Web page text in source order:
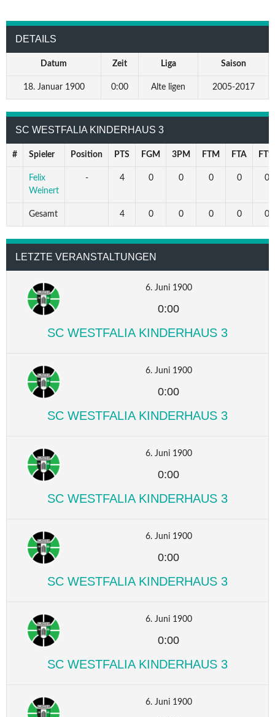
DETAILS
Datum Zeit Liga Saison
18. Januar 1900 0:00 Alte ligen 2005-2017
SC WESTFALIA KINDERHAUS 3
# Spieler Position PTS FGM 3PM FTM FTA FT%
Felix
Weinert
- 4 0 0 0 0 0
Gesamt 4 0 0 0 0 0
LETZTE VERANSTALTUNGEN
6. Juni 1900
0:00
SC WESTFALIA KINDERHAUS 3
6. Juni 1900
0:00
SC WESTFALIA KINDERHAUS 3
6. Juni 1900
0:00
SC WESTFALIA KINDERHAUS 3
6. Juni 1900
0:00
SC WESTFALIA KINDERHAUS 3
6. Juni 1900
0:00
SC WESTFALIA KINDERHAUS 3
6. Juni 1900